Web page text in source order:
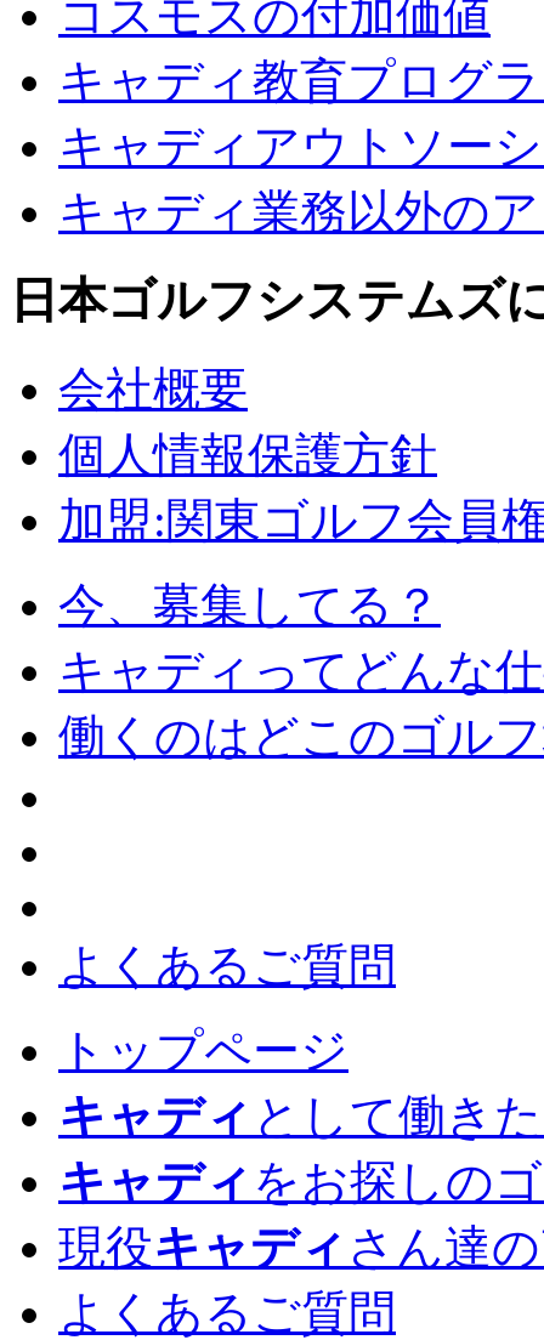
コスモスの付加価値
キャディ教育プログ
キャディアウトソー
キャディ業務以外の
日本ゴルフシステムズ
会社概要
個人情報保護方針
加盟:関東ゴルフ会員
今、募集してる？
キャディってどんな
働くのはどこのゴル
よくあるご質問
トップページ
キャディ として働き
キャディ をお探しの
現役キャディ さん達
よくあるご質問